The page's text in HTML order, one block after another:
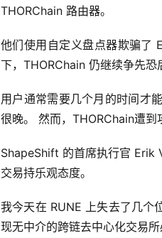
THORChain 路由器。
他们使用自定义盘点器欺骗了
下，THORChain 仍继续争先恐
用户通常需要几个月的时间才
很晚。 然而，THORChain遭到
ShapeShift 的首席执行官 Erik
交易持乐观态度。
我今天在 RUNE 上失去了几个
现无中介的跨链去中心化交易